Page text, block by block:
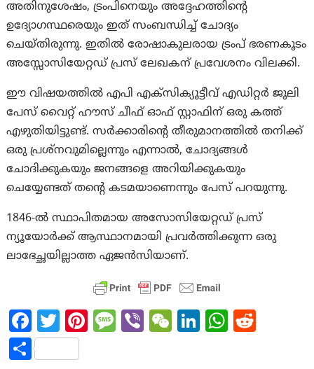
അതിനുശേഷം, ട്രംപിനെയും അദ്ദേഹത്തിന്റെ
ഉദ്യോഗസ്ഥരെയും ഇത് സംബന്ധിച്ച് ചോദ്യം
ചെയ്തിരുന്നു. ഇതിൽ രോഷാകുലരായ ട്രംപ് ഭരണകൂടം
അസ്സോസിയേറ്റഡ് പ്രസ് ലേഖകന് പ്രവേശനം വിലക്കി.
ഈ വിഷയത്തിൽ എപി എക്സിക്യൂട്ടീവ് എഡിറ്റർ ജൂലി
പേസ് വൈറ്റ് ഹൗസ് ചീഫ് ഓഫ് സ്റ്റാഫിന് ഒരു കത്ത്
എഴുതിയിട്ടുണ്ട്. സർക്കാരിന്റെ തീരുമാനത്തിൽ തനിക്ക്
ഒരു പ്രശ്‌നവുമില്ലെന്നും എന്നാൽ, ചോദ്യങ്ങൾ
ചോദിക്കുകയും ജനങ്ങളെ അറിയിക്കുകയും
ചെയ്യേണ്ടത് തന്റെ കടമയാണെന്നും പേസ് പറയുന്നു.
1846-ൽ സ്ഥാപിതമായ അസോസിയേറ്റഡ് പ്രസ്
ന്യൂയോർക്ക് ആസ്ഥാനമായി പ്രവർത്തിക്കുന്ന ഒരു
ലാഭേച്ഛയില്ലാത്ത ഏജൻസിയാണ്.
Fa
ce
T
w
Pi M Vi W Li W
S